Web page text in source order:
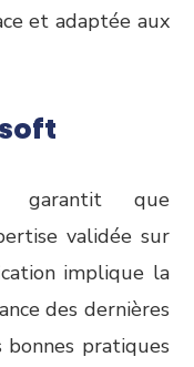
et adaptée aux
garantit que
validée sur
implique la
des dernières
pratiques